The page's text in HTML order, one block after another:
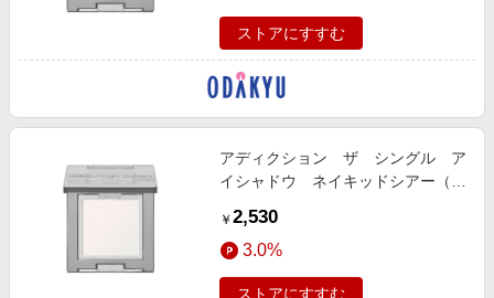
ストアにすすむ
アディクション ザ シングル ア
イシャドウ ネイキッドシアー（レ
￥ 2,530
3.0%
ストアにすすむ